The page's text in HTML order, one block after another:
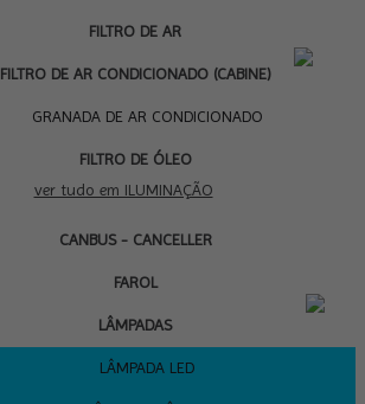
FILTRO DE AR
FILTRO DE AR CONDICIONADO (CABINE)
GRANADA DE AR CONDICIONADO
FILTRO DE ÓLEO
ver tudo em ILUMINAÇÃO
CANBUS - CANCELLER
FAROL
LÂMPADAS
LÂMPADA LED